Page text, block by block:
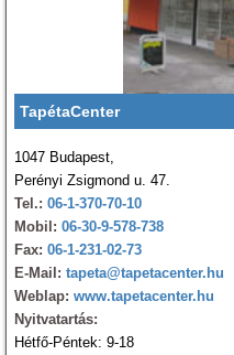
TapétaCenter
1047 Budapest,
Perényi Zsigmond u. 47.
Tel.: 06-1-370-70-10
Mobil: 06-30-9-578-738
Fax: 06-1-231-02-73
E-Mail: tapeta@tapetacenter.hu
Weblap: www.tapetacenter.hu
Nyitvatartás:
Hétfő-Péntek: 9-18